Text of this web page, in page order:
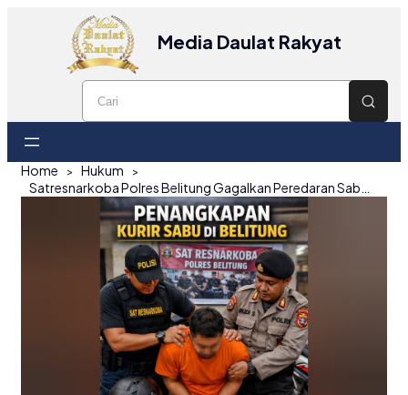
Media Daulat Rakyat
Home
Hukum